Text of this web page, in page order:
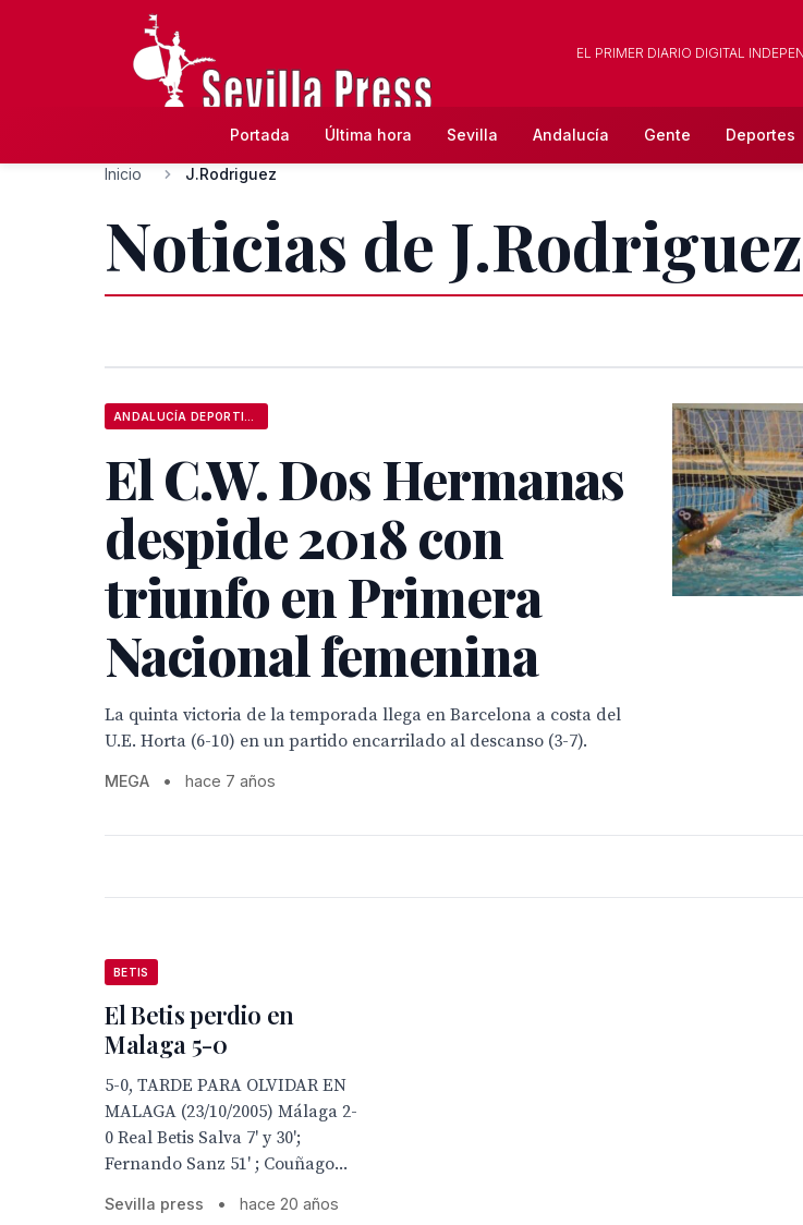
EL PRIMER DIARIO DIGITAL
Portada Última hora Sevilla Andalucía Gente Deportes
Inicio J.Rodriguez
Noticias de J.Rodriguez
El C.W. Dos Hermanas
despide 2018 con
triunfo en Primera
Nacional femenina
La quinta victoria de la temporada llega en Barcelona a costa del
U.E. Horta (6-10) en un partido encarrilado al descanso (3-7).
MEGA • hace 7 años
BETIS
El Betis perdio en
Malaga 5-0
5-0, TARDE PARA OLVIDAR EN
MALAGA (23/10/2005) Málaga 2-
0 Real Betis Salva 7' y 30';
Fernando Sanz 51' ; Couñago...
Sevilla press • hace 20 años